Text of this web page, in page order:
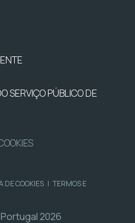
SERVIÇO PÚBLICO DE
DE COOKIES | TERMOS E
2026